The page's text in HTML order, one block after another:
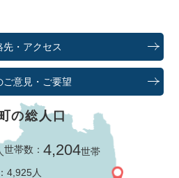
先・アクセス
ご意見・ご要望
の総人口
世帯数：4,204世帯
4,925人